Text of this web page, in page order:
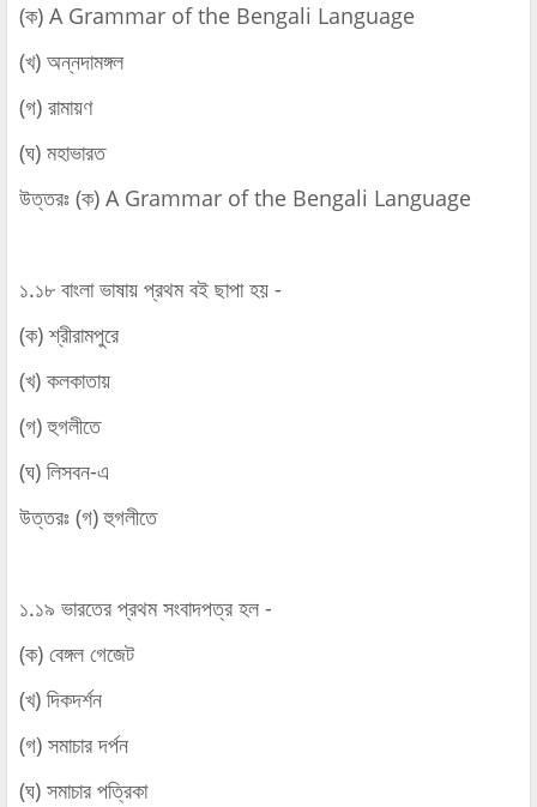
(ক) A Grammar of the Bengali Language
(খ) অন্নদামঙ্গল
(গ) রামায়ণ
(ঘ) মহাভারত
উত্তরঃ (ক) A Grammar of the Bengali Language
১.১৮ বাংলা ভাষায় প্রথম বই ছাপা হয় -
(ক) শ্রীরামপুরে
(খ) কলকাতায়
(গ) হুগলীতে
(ঘ) লিসবন-এ
উত্তরঃ (গ) হুগলীতে
১.১৯ ভারতের প্রথম সংবাদপত্র হল -
(ক) বেঙ্গল গেজেট
(খ) দিকদর্শন
(গ) সমাচার দর্পন
(ঘ) সমাচার পত্রিকা